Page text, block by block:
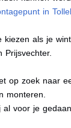
in
kiezen als je
Prijsvechter.
op zoek naar
monteren.
voor je gedaan.